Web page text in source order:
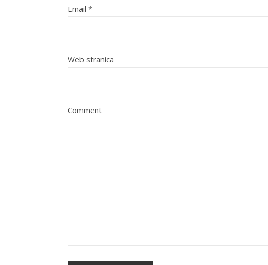
Email *
Web stranica
Comment